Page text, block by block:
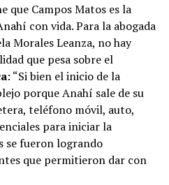
que Campos Matos es la
con vida. Para la abogada
Morales Leanza, no hay
que pesa sobre el
: “Si bien el inicio de la
porque Anahí sale de su
teléfono móvil, auto,
para iniciar la
se fueron logrando
que permitieron dar con